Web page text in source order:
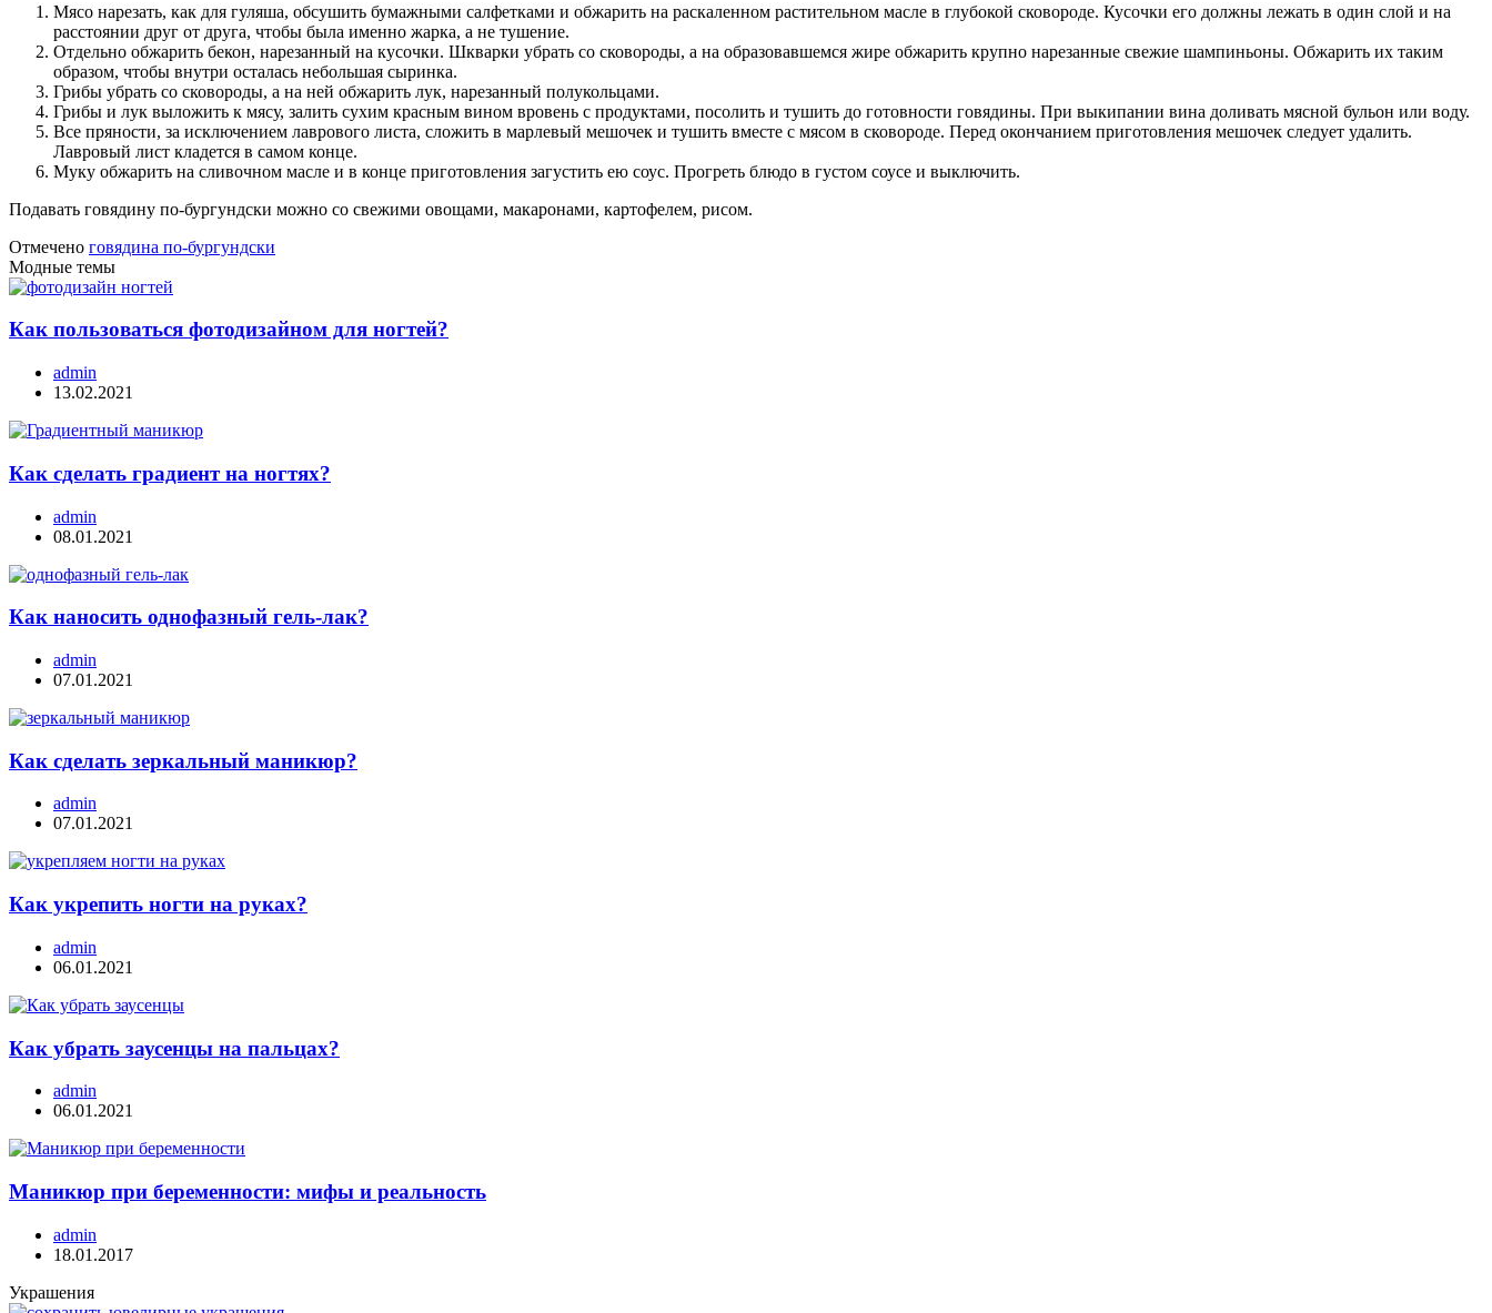
Мясо нарезать, как для гуляша, обсушить бумажными салфетками и обжарить на раскаленном растительном масле в глубокой сковороде. Кусочки его должны лежать в один слой и на
расстоянии друг от друга, чтобы была именно жарка, а не тушение.
Отдельно обжарить бекон, нарезанный на кусочки. Шкварки убрать со сковороды, а на образовавшемся жире обжарить крупно нарезанные свежие шампиньоны. Обжарить их таким
образом, чтобы внутри осталась небольшая сыринка.
Грибы убрать со сковороды, а на ней обжарить лук, нарезанный полукольцами.
Грибы и лук выложить к мясу, залить сухим красным вином вровень с продуктами, посолить и тушить до готовности говядины. При выкипании вина доливать мясной бульон или воду.
Все пряности, за исключением лаврового листа, сложить в марлевый мешочек и тушить вместе с мясом в сковороде. Перед окончанием приготовления мешочек следует удалить.
Лавровый лист кладется в самом конце.
Муку обжарить на сливочном масле и в конце приготовления загустить ею соус. Прогреть блюдо в густом соусе и выключить.
Подавать говядину по-бургундски можно со свежими овощами, макаронами, картофелем, рисом.
Отмечено говядина по-бургундски
Модные темы
Как пользоваться фотодизайном для ногтей?
admin
13.02.2021
Как сделать градиент на ногтях?
admin
08.01.2021
Как наносить однофазный гель-лак?
admin
07.01.2021
Как сделать зеркальный маникюр?
admin
07.01.2021
Как укрепить ногти на руках?
admin
06.01.2021
Как убрать заусенцы на пальцах?
admin
06.01.2021
Маникюр при беременности: мифы и реальность
admin
18.01.2017
Украшения